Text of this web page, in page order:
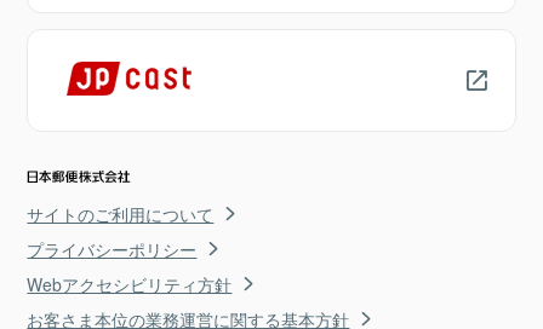
サイトのご利用について
プライバシーポリシー
Webアクセシビリティ方針
お客さま本位の業務運営に関する基本方針